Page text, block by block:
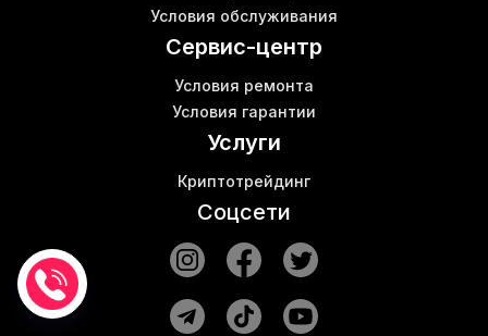
Условия обслуживания
Сервис-центр
Условия ремонта
Условия гарантии
Услуги
Криптотрейдинг
Соцсети